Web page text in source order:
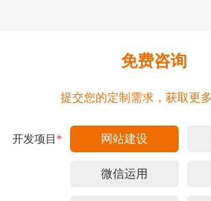
免费咨询
提交您的定制需求，获取更
开发项目 * 网站建设
微信运用